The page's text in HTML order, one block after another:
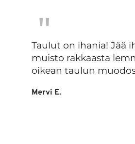
''
Taulut on ihania! Jää
muisto rakkaasta
oikean taulun
Mervi E.